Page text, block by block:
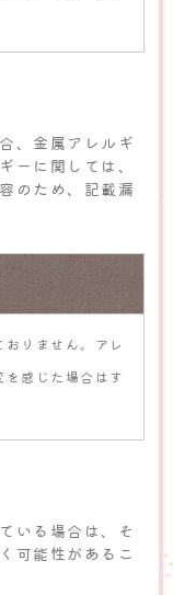
、金属アレルギ
ーに関しては、
のため、記載漏
りません。アレ
感じた場合はす
いる場合は、そ
可能性があるこ